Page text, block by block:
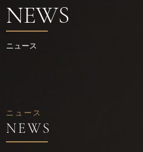
NEWS
ニュース
ニュース